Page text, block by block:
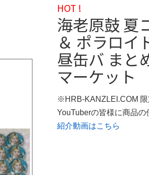
HOT !
海老原鼓 夏
＆ ポラロイ
昼缶バ まと
マーケット
※HRB-KANZLEI.COM
YouTuberの皆様に商品の
紹介動画はこちら